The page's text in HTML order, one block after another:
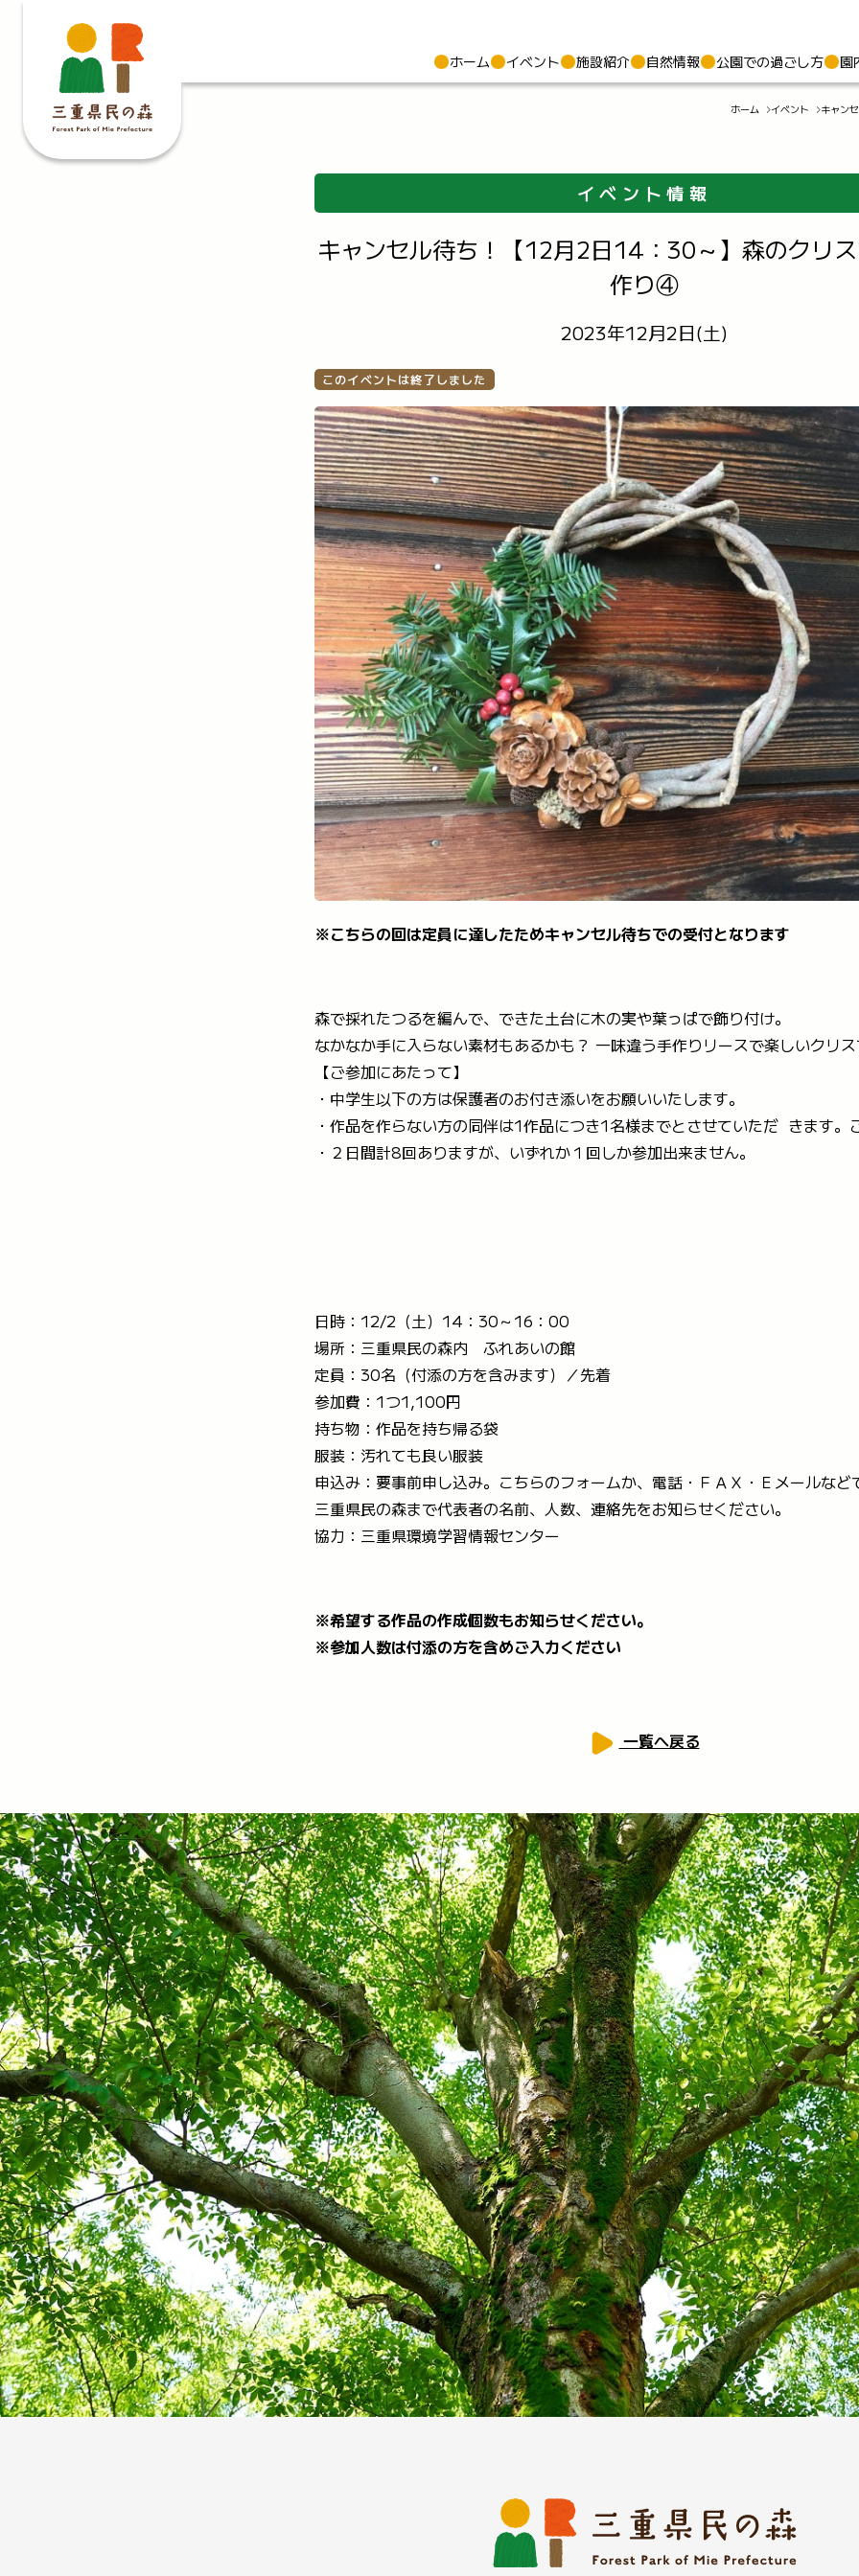
ホーム イベント 施設紹介 自然情報 公園での過ごし方 園
ホーム イベント キャン
イベント情報
キャンセル待ち！【12月2日14：30～】森のクリ
作り④
2023年12月2日(土)
このイベントは終了しました
※こちらの回は定員に達したためキャンセル待ちでの受付となります
森で採れたつるを編んで、できた土台に木の実や葉っぱで飾り付け。
なかなか手に入らない素材もあるかも？ 一味違う手作りリースで楽しいクリ
【ご参加にあたって】
・中学生以下の方は保護者のお付き添いをお願いいたします。
・作品を作らない方の同伴は1作品につき1名様までとさせていただ きます。
・２日間計8回ありますが、いずれか１回しか参加出来ません。
日時：12/2（土）14：30～16：00
場所：三重県民の森内 ふれあいの館
定員：30名（付添の方を含みます）／先着
参加費：1つ1,100円
持ち物：作品を持ち帰る袋
服装：汚れても良い服装
申込み：要事前申し込み。こちらのフォームか、電話・ＦＡＸ・Ｅメールなど
三重県民の森まで代表者の名前、人数、連絡先をお知らせください。
協力：三重県環境学習情報センター
※希望する作品の作成個数もお知らせください。
※参加人数は付添の方を含めご入力ください
一覧へ戻る